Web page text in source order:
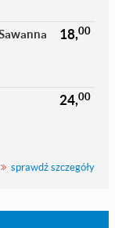
18,00
24,00
sprawdź szczegóły